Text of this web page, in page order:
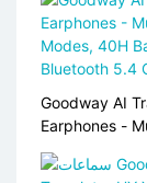
Goodway AI
Earphones -
<000000>
40H Battery,